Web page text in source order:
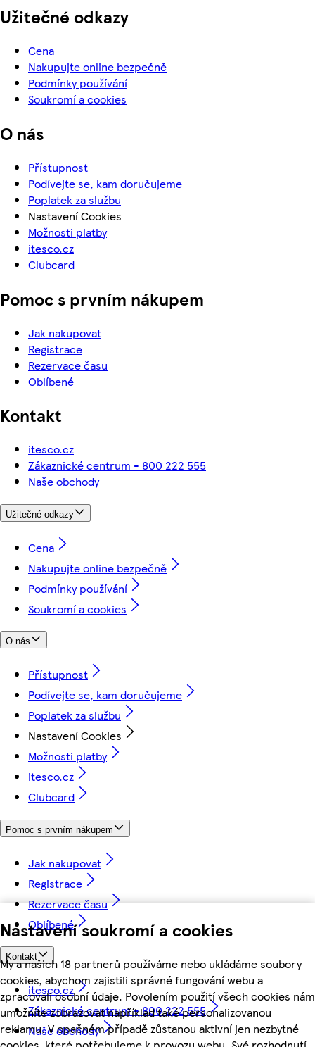
Nastavení soukromí a cookies
My a našich 18 partnerů používáme nebo ukládáme soubory
cookies, abychom zajistili správné fungování webu a
zpracovali osobní údaje. Povolením použití všech cookies nám
umožníte zobrazovat například také personalizovanou
reklamu. V opačném případě zůstanou aktivní jen nezbytné
Užitečné odkazy
Cena
Nakupujte online bezpečně
Podmínky používání
Soukromí a cookies
O nás
Přístupnost
Podívejte se, kam doručujeme
Poplatek za službu
Nastavení Cookies
Možnosti platby
itesco.cz
Clubcard
Pomoc s prvním nákupem
Jak nakupovat
Registrace
Rezervace času
Oblíbené
Kontakt
itesco.cz
Zákaznické centrum - 800 222 555
Naše obchody
Užitečné odkazy
Cena
Nakupujte online bezpečně
Podmínky používání
Soukromí a cookies
O nás
Přístupnost
Podívejte se, kam doručujeme
Poplatek za službu
Nastavení Cookies
Možnosti platby
itesco.cz
Clubcard
Pomoc s prvním nákupem
Jak nakupovat
Registrace
Rezervace času
Oblíbené
Kontakt
itesco.cz
Zákaznické centrum - 800 222 555
Naše obchody